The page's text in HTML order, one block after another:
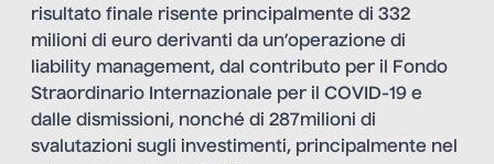
risultato finale risente principalmente di 332
milioni di euro derivanti da un’operazione di
liability management, dal contributo per il Fondo
Straordinario Internazionale per il COVID-19 e
dalle dismissioni, nonché di 287milioni di
svalutazioni sugli investimenti, principalmente nel